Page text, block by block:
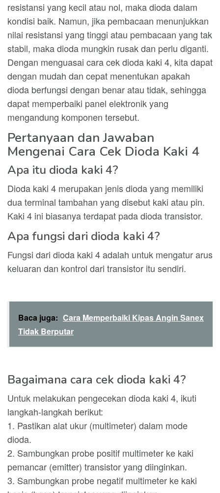
resistansi yang kecil atau nol, maka dioda dalam
kondisi baik. Namun, jika pembacaan menunjukkan
nilai resistansi yang tinggi atau pembacaan yang tak
stabil, maka dioda mungkin rusak dan perlu diganti.
Dengan menguasai cara cek dioda kaki 4, kita dapat
dengan mudah dan cepat menentukan apakah
dioda berfungsi dengan benar atau tidak, sehingga
dapat memperbaiki panel elektronik yang
mengandung komponen tersebut.
Pertanyaan dan Jawaban
Mengenai Cara Cek Dioda Kaki 4
Apa itu dioda kaki 4?
Dioda kaki 4 merupakan jenis dioda yang memiliki
dua terminal tambahan yang disebut kaki atau pin.
Kaki 4 ini biasanya terdapat pada dioda transistor.
Apa fungsi dari dioda kaki 4?
Fungsi dari dioda kaki 4 adalah untuk mengatur arus
keluaran dan kontrol dari transistor itu sendiri.
Baca juga: Cara Memperbaiki Kipas Angin Sanex
Tidak Berputar
Bagaimana cara cek dioda kaki 4?
Untuk melakukan pengecekan dioda kaki 4, ikuti
langkah-langkah berikut:
1. Pastikan alat ukur (multimeter) dalam mode
dioda.
2. Sambungkan probe positif multimeter ke kaki
pemancar (emitter) transistor yang diinginkan.
3. Sambungkan probe negatif multimeter ke kaki